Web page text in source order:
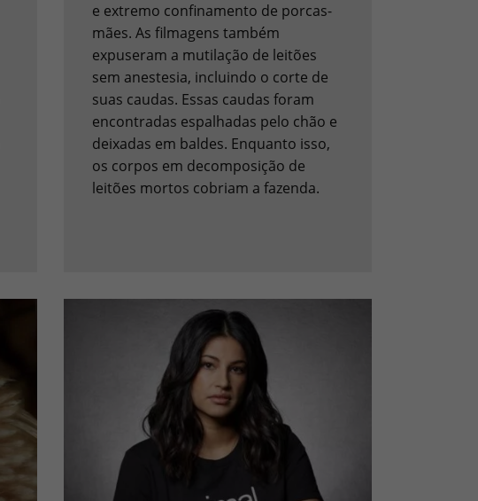
e extremo confinamento de porcas-
mães. As filmagens também
expuseram a mutilação de leitões
sem anestesia, incluindo o corte de
suas caudas. Essas caudas foram
encontradas espalhadas pelo chão e
deixadas em baldes. Enquanto isso,
os corpos em decomposição de
leitões mortos cobriam a fazenda.